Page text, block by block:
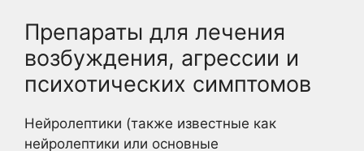
Препараты для лечения
возбуждения, агрессии и
психотических симптомов
Нейролептики (также известные как
нейролептики или основные